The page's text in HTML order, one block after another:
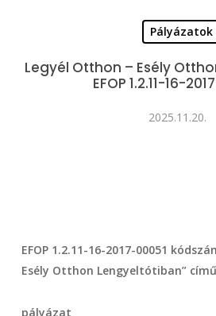
Pályázatok
Legyél Otthon – Esély
EFOP 1.2.11-16-
2025.11.20.
EFOP 1.2.11-16-2017-00051
Esély Otthon Lengyeltótiban” című
pályázat